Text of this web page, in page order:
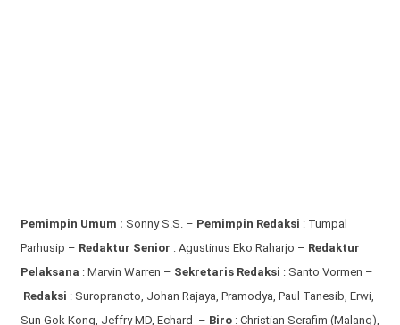
Pemimpin Umum : Sonny S.S. – Pemimpin Redaksi : Tumpal
Parhusip – Redaktur Senior : Agustinus Eko Raharjo – Redaktur
Pelaksana : Marvin Warren – Sekretaris Redaksi : Santo Vormen –
Redaksi : Suropranoto, Johan Rajaya, Pramodya, Paul Tanesib, Erwi,
Sun Gok Kong, Jeffry MD, Echard – Biro: Christian Serafim (Malang),